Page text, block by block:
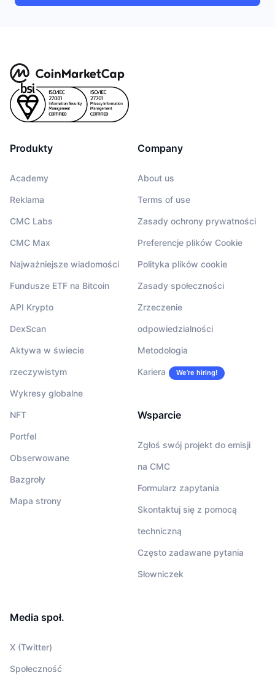
Produkty
Academy
Reklama
CMC Labs
CMC Max
Najważniejsze wiadomości
Fundusze ETF na Bitcoin
API Krypto
DexScan
Aktywa w świecie
rzeczywistym
Wykresy globalne
NFT
Portfel
Obserwowane
Bazgroły
Mapa strony
Company
About us
Terms of use
Zasady ochrony prywatności
Preferencje plików Cookie
Polityka plików cookie
Zasady społeczności
Zrzeczenie
odpowiedzialności
Metodologia
Kariera We’re hiring!
Wsparcie
Zgłoś swój projekt do emisji
na CMC
Formularz zapytania
Skontaktuj się z pomocą
techniczną
Często zadawane pytania
Słowniczek
Media społ.
X (Twitter)
Społeczność